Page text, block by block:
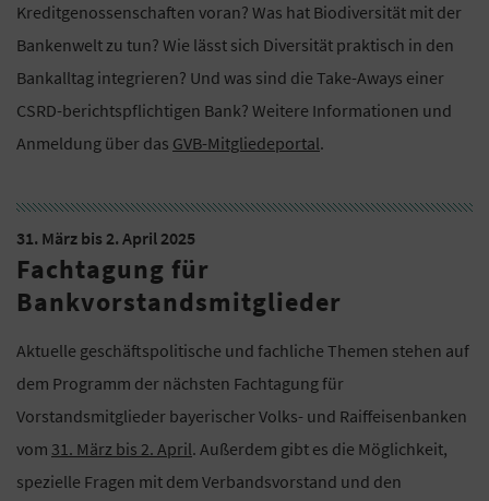
Kreditgenossenschaften voran? Was hat Biodiversität mit der
Bankenwelt zu tun? Wie lässt sich Diversität praktisch in den
Bankalltag integrieren? Und was sind die Take-Aways einer
CSRD-berichtspflichtigen Bank? Weitere Informationen und
Anmeldung über das GVB-Mitgliedeportal.
31. März bis 2. April 2025
Fachtagung für
Bankvorstandsmitglieder
Aktuelle geschäftspolitische und fachliche Themen stehen auf
dem Programm der nächsten Fachtagung für
Vorstandsmitglieder bayerischer Volks- und Raiffeisenbanken
vom 31. März bis 2. April. Außerdem gibt es die Möglichkeit,
spezielle Fragen mit dem Verbandsvorstand und den